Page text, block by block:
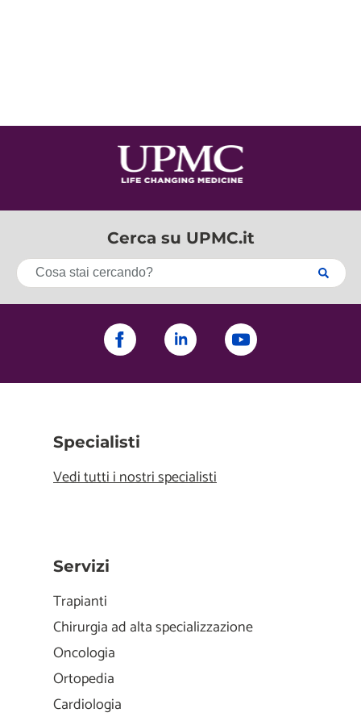
Cerca su UPMC.it
Specialisti
Vedi tutti i nostri specialisti
Servizi
Trapianti
Chirurgia ad alta specializzazione
Oncologia
Ortopedia
Cardiologia